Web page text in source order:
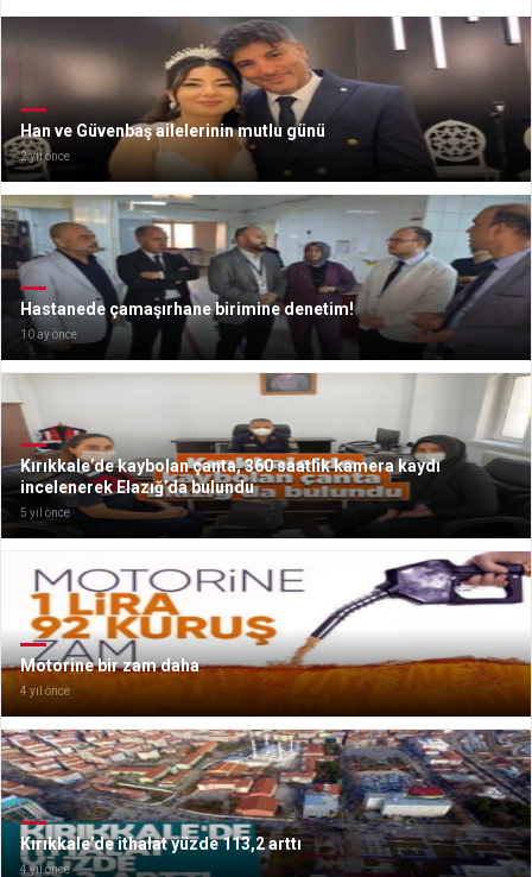
Han ve Güvenbaş ailelerinin mutlu günü
2 yıl önce
Hastanede çamaşırhane birimine denetim!
10 ay önce
Kırıkkale’de kaybolan çanta, 360 saatlik kamera kaydı
incelenerek Elazığ’da bulundu
5 yıl önce
Motorine bir zam daha
4 yıl önce
Kırıkkale’de ithalat yüzde 113,2 arttı
4 yıl önce